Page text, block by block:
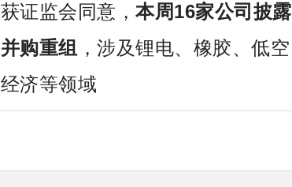
获证监会同意，本周16家公司披露
并购重组
，涉及锂电、橡胶、低空
经济等领域